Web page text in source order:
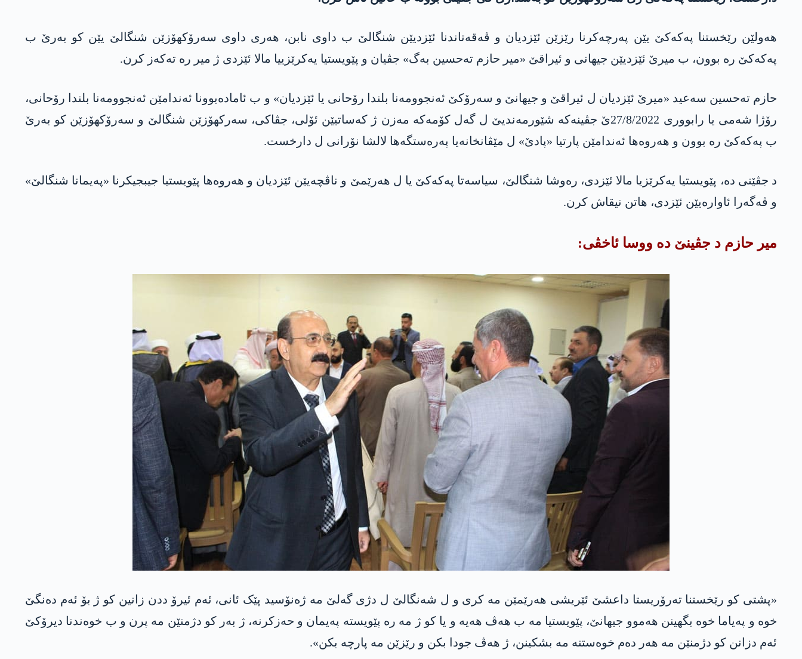
هه‌ولێن رێخستنا په‌كه‌كێ یێن په‌رچه‌كرنا رێزێن ئێزدیان و ڤه‌قه‌تاندنا ئێزدیێن شنگالێ ب داوی نابن، هه‌ری داوی سه‌رۆكهۆزێن شنگالێ یێن كو به‌رێ ب
په‌كه‌كێ ره‌ بوون، ب میرێ ئێزدیێن جیهانی و ئیراقێ «میر حازم ته‌حسین به‌گ» جڤیان و پێویستیا یه‌كرێزییا مالا ئێزدی ژ میر ره‌ ته‌كه‌ز كرن.
حازم تەحسین سەعید «میرێ ئێزدیان ل ئیراقێ و جیهانێ و سەرۆکێ ئەنجوومەنا بلندا رۆحانی یا ئێزدیان» و ب ئامادەبوونا ئەندامێن ئەنجوومەنا بلندا رۆحانی،
رۆژا شه‌می یا رابووری 27/8/2022ێ جڤینەکە شێورمەندیێ ل گەل کۆمەکە مەزن ژ كه‌ساتیێن ئۆلی، جڤاكی، سه‌ركهۆزێن شنگالێ و سه‌رۆكهۆزێن كو به‌رێ
ب په‌كه‌كێ ره‌ بوون و هه‌روه‌ها ئه‌ندامێن پارتیا «پادێ» ل مێڤانخانەیا پەرەستگەها لالشا نۆرانی ل دارخست.
د جڤێنی ده‌، پێویستیا یه‌كرێزیا مالا ئێزدی، ره‌وشا شنگالێ، سیاسه‌تا په‌كه‌كێ یا ل هه‌رێمێ و ناڤچه‌یێن ئێزدیان و هه‌روه‌ها پێویستیا جیبجیكرنا «په‌یمانا شنگالێ»
و ڤه‌گه‌را ئاواره‌یێن ئێزدی، هاتن نیقاش كرن.
میر حازم د جڤینێ ده‌ ووسا ئاخڤی:
«پشتی کو رێخستنا تەرۆریستا داعشێ ئێریشی هه‌رێمێن مه‌ كری و ل شەنگالێ ل دژی گەلێ مە ژەنۆسید پێک ئانی، ئەم ئیرۆ ددن زانین کو ژ بۆ ئەم دەنگێ
خوە و پەیاما خوە بگهینن هەموو جیهانێ، پێویستیا مە ب هەڤ هەیە و یا کو ژ مە رە پێویستە پەیمان و حەزکرنە، ژ بەر کو دژمنێن مە پرن و ب خوەندنا دیرۆکێ
ئەم دزانن کو دژمنێن مە هەر دەم خوەستنە مە بشکینن، ژ هەڤ جودا بکن و رێزێن مە پارچە بکن».